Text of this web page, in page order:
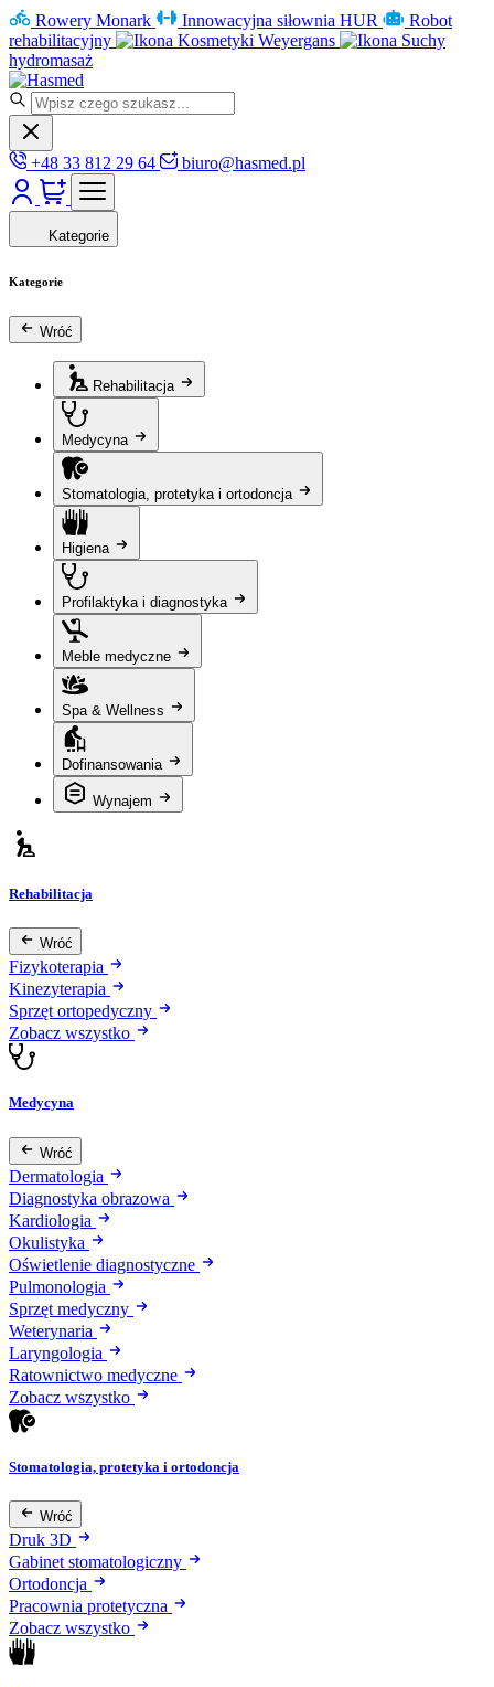
Rowery Monark Innowacyjna siłownia HUR
Robot
rehabilitacyjny
Kosmetyki Weyergans
Suchy
hydromasaż
+48 33 812 29 64 biuro@hasmed.pl
Kategorie
Kategorie
Wróć
Rehabilitacja
Medycyna
Stomatologia, protetyka i ortodoncja
Higiena
Profilaktyka i diagnostyka
Meble medyczne
Spa & Wellness
Dofinansowania
Wynajem
Rehabilitacja
Wróć
Fizykoterapia
Kinezyterapia
Sprzęt ortopedyczny
Zobacz wszystko
Medycyna
Wróć
Dermatologia
Diagnostyka obrazowa
Kardiologia
Okulistyka
Oświetlenie diagnostyczne
Pulmonologia
Sprzęt medyczny
Weterynaria
Laryngologia
Ratownictwo medyczne
Zobacz wszystko
Stomatologia, protetyka i ortodoncja
Wróć
Druk 3D
Gabinet stomatologiczny
Ortodoncja
Pracownia protetyczna
Zobacz wszystko